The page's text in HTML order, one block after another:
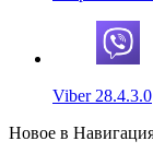
Viber 28.4.3.0
Новое в